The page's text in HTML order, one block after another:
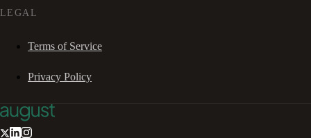
LEGAL
Terms of Service
Privacy Policy